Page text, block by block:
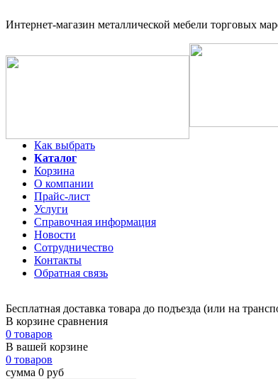
Интернет-магазин металлической мебели торговых
Как выбрать
Каталог
Корзина
О компании
Прайс-лист
Услуги
Справочная информация
Новости
Сотрудничество
Контакты
Обратная связь
Бесплатная доставка товара до подъезда (или на
В корзине сравнения
0 товаров
В вашей корзине
0 товаров
сумма 0 руб